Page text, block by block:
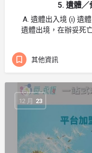
5. 遺體／
A. 遺體出入境 (i) 遺
遺體出境，在辦妥死
其他資訊
12 月 23